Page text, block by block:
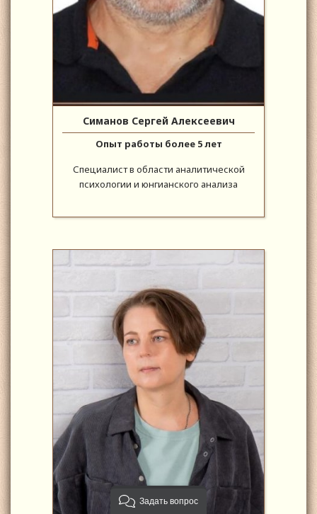
Симанов Сергей Алексеевич
Опыт работы более 5 лет
Специалист в области аналитической
психологии и юнгианского анализа
Задать вопрос